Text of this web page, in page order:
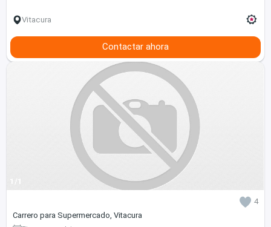
Vitacura
Contactar ahora
1/1
4
Carrero para Supermercado, Vitacura